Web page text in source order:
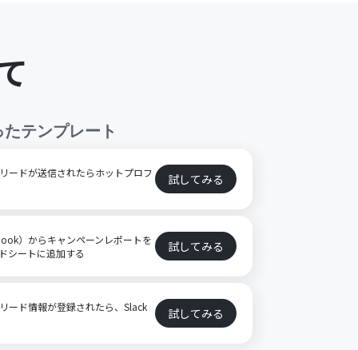
テンプレート
ードが送信されたらホットプロフ 試してみる
）からキャンペーンレポートを
シートに追加する
試してみる
ード情報が登録されたら、Slack 試してみる